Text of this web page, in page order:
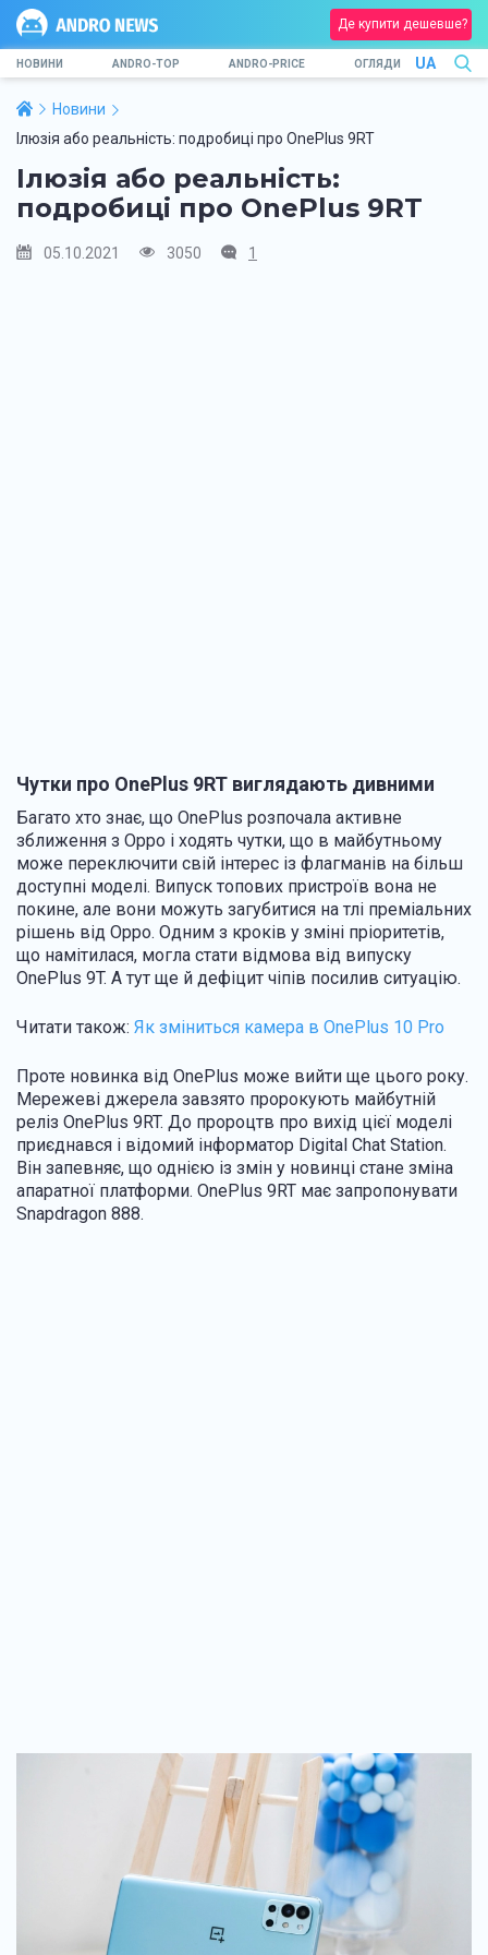
Де купити дешевше?
НОВИНИ ANDRO-TOP ANDRO-PRICE ОГЛЯДИ UA
Новини
Ілюзія або реальність: подробиці про OnePlus 9RT
Ілюзія або реальність:
подробиці про OnePlus 9RT
05.10.2021 3050 1
Чутки про OnePlus 9RT виглядають дивними
Багато хто знає, що OnePlus розпочала активне
зближення з Oppo і ходять чутки, що в майбутньому
може переключити свій інтерес із флагманів на більш
доступні моделі. Випуск топових пристроїв вона не
покине, але вони можуть загубитися на тлі преміальних
рішень від Oppo. Одним з кроків у зміні пріоритетів,
що намітилася, могла стати відмова від випуску
OnePlus 9T. А тут ще й дефіцит чіпів посилив ситуацію.
Читати також: Як зміниться камера в OnePlus 10 Pro
Проте новинка від OnePlus може вийти ще цього року.
Мережеві джерела завзято пророкують майбутній
реліз OnePlus 9RT. До пророцтв про вихід цієї моделі
приєднався і відомий інформатор Digital Chat Station.
Він запевняє, що однією із змін у новинці стане зміна
апаратної платформи. OnePlus 9RT має запропонувати
Snapdragon 888.